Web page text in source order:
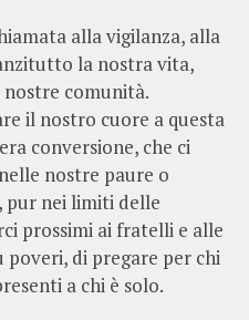
alla vigilanza, alla
la nostra vita,
comunità.
il nostro cuore a questa
conversione, che ci
nostre paure o
pur nei limiti delle
prossimi ai fratelli e alle
di pregare per chi
a chi è solo.